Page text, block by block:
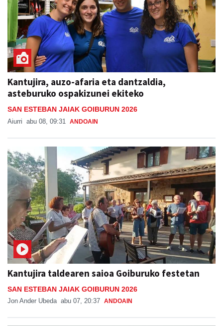
Kantujira, auzo-afaria eta dantzaldia,
asteburuko ospakizunei ekiteko
SAN ESTEBAN JAIAK GOIBURUN 2026
Aiurri abu 08, 09:31 ANDOAIN
Kantujira taldearen saioa Goiburuko festetan
SAN ESTEBAN JAIAK GOIBURUN 2026
Jon Ander Ubeda abu 07, 20:37 ANDOAIN